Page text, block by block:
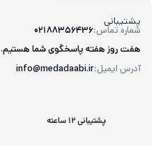
پشتیبانی
شماره تماس:02188356436
آدرس ایمیل:info@medadaabi.ir
هفت روز هفته پاسخگوی شما هستیم.
پشتیبانی 12 ساعته